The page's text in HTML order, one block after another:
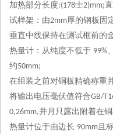
加热部分长度:(178士2)mm;
试样架 ： 由2mm厚的钢板固
垂直中线保持在测试框前的
热量计：从纯度不低于 99%
约50mm;
在组装之前对铜板精确称重
将输出电压毫伏值符合GB/
0,26mm,并月只露出附着在铜
热量计位于由边长 90mm 且